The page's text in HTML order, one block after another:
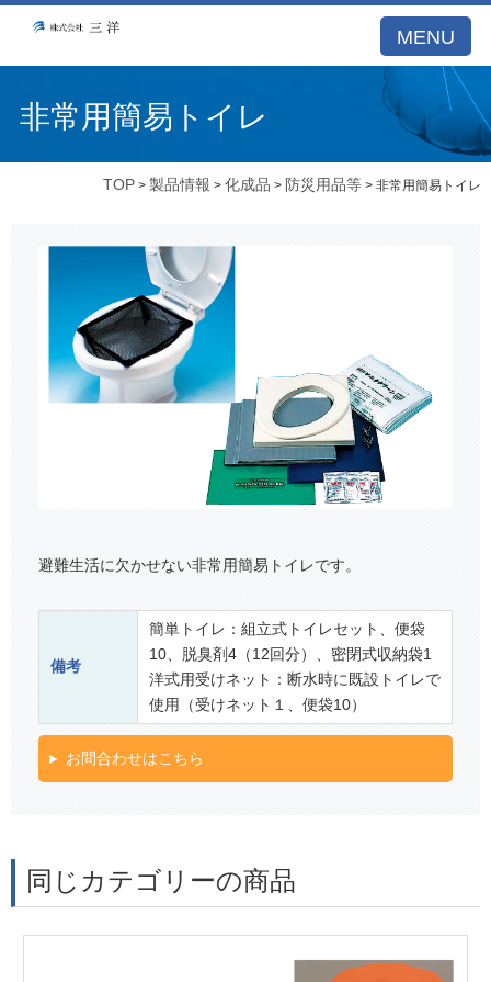
MENU
非常用簡易トイレ
TOP >製品情報 >化成品 > 防災用品等 > 非常用簡易トイレ
避難生活に欠かせない非常用簡易トイレです。
備考
簡単トイレ：組立式トイレセット、便袋
10、脱臭剤4（12回分）、密閉式収納袋1
洋式用受けネット：断水時に既設トイレで
使用（受けネット１、便袋10）
お問合わせはこちら
同じカテゴリーの商品